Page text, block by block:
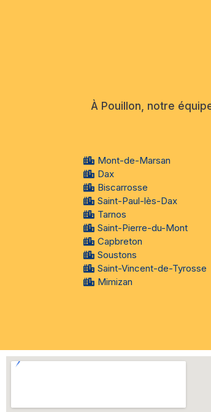
À Pouillon, notre
Mont-de-Marsan
Dax
Biscarrosse
Saint-Paul-lès-Dax
Tarnos
Saint-Pierre-du-Mont
Capbreton
Soustons
Saint-Vincent-de-Tyrosse
Mimizan